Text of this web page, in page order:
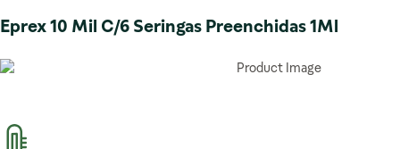
Eprex 10 Mil C/6 Seringas Preenchidas 1Ml